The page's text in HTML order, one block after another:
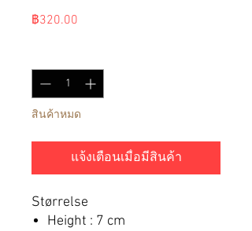
฿320.00
สินค้าหมด
แจ้งเตือนเมื่อมีสินค้า
Størrelse
Height : 7 cm